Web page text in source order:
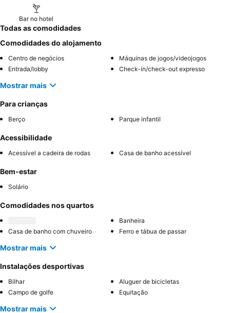
Bar no hotel
Todas as comodidades
Comodidades do alojamento
Centro de negócios
Máquinas de jogos/videojogos
Entrada/lobby
Check-in/check-out expresso
Mostrar mais
Para crianças
Berço Parque infantil
Acessibilidade
Acessível a cadeira de rodas Casa de banho acessível
Bem-estar
Solário
Comodidades nos quartos
Banheira
Casa de banho com chuveiro
Ferro e tábua de passar
Mostrar mais
Instalações desportivas
Bilhar
Aluguer de bicicletas
Campo de golfe
Equitação
Mostrar mais